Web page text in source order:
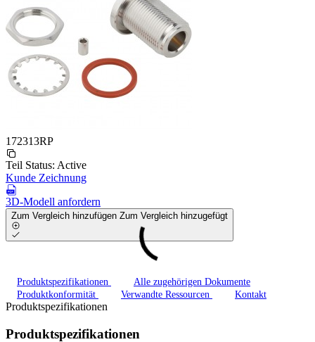
172313RP
Teil Status: Active
Kunde Zeichnung
3D-Modell anfordern
Zum Vergleich hinzufügen Zum Vergleich hinzugefügt
Produktspezifikationen
Alle zugehörigen Dokumente
Produktkonformität
Verwandte Ressourcen Kontakt
Produktspezifikationen
Produktspezifikationen